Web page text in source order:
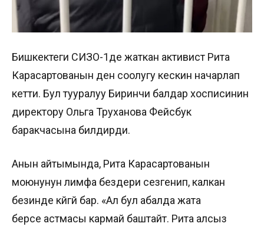
Бишкектеги СИЗО-1де жаткан активист Рита
Карасартованын ден соолугу кескин начарлап
кетти. Бул тууралуу Биринчи балдар хосписинин
директору Ольга Труханова Фейсбук
баракчасына билдирди.
Анын айтымында, Рита Карасартованын
моюнунун лимфа бездери сезгенип, калкан
безинде көйгөй бар. «Ал бул абалда жата
берсе астмасы кармай баштайт. Рита алсыз